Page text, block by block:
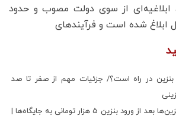
ابلاغیه‌ای از سوی دولت مصوب و حدود
شده است و فرآیندهای
در راه است؟/ جزئیات مهم از صفر تا صد
حال و هوای پمپ بنزین‌ها بعد از ورود بنزین 5 هزار تومانی به جایگاه‌ها |